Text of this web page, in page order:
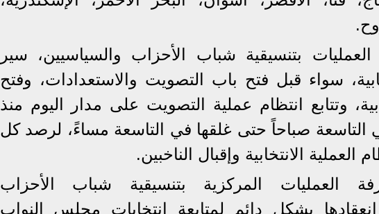
العمليات بتنسيقية شباب الأحزاب والسياسيين، سير
سواء قبل فتح باب التصويت والاستعدادات، وفتح
وتتابع انتظام عملية التصويت على مدار اليوم منذ
التاسعة صباحاً حتى غلقها في التاسعة مساءً، لرصد كل
العملية الانتخابية وإقبال الناخبين.
العمليات المركزية بتنسيقية شباب الأحزاب
انعقادها بشكل دائم لمتابعة انتخابات مجلس النواب